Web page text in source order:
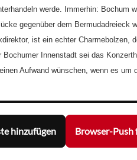
werde. Immerhin: Bochum
gegenüber dem Bermudadreieck
ist ein echter Charmebolzen,
Bochumer Innenstadt sei das
Aufwand wünschen, wenn es um
hinzufügen Browser-Push